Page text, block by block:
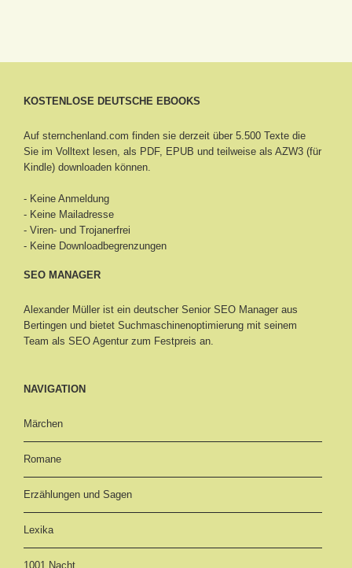
KOSTENLOSE DEUTSCHE EBOOKS
Auf sternchenland.com finden sie derzeit über 5.500 Texte die
Sie im Volltext lesen, als PDF, EPUB und teilweise als AZW3 (für
Kindle) downloaden können.
- Keine Anmeldung
- Keine Mailadresse
- Viren- und Trojanerfrei
- Keine Downloadbegrenzungen
SEO MANAGER
Alexander Müller ist ein deutscher Senior SEO Manager aus
Bertingen und bietet Suchmaschinenoptimierung mit seinem
Team als SEO Agentur zum Festpreis an.
NAVIGATION
Märchen
Romane
Erzählungen und Sagen
Lexika
1001 Nacht